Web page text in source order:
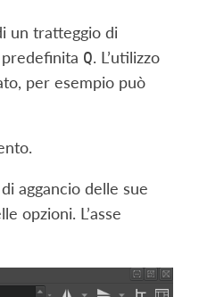
un tratteggio di
Q. L’utilizzo
per esempio può
aggancio delle sue
opzioni. L’asse